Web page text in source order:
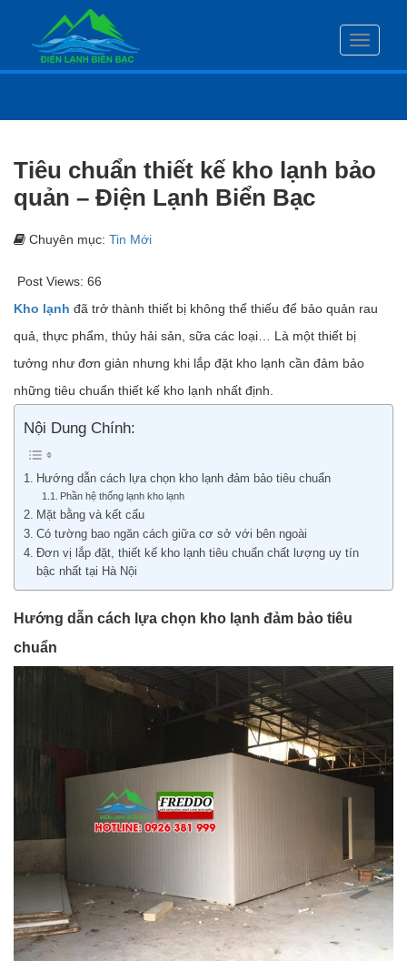
Toggle
Tiêu chuẩn thiết kế kho lạnh bảo
quản – Điện Lạnh Biển Bạc
Chuyên mục: Tin Mới
Post Views: 66
Kho lạnh đã trở thành thiết bị không thể thiếu để bảo quản rau
quả, thực phẩm, thủy hải sản, sữa các loại… Là một thiết bị
tưởng như đơn giản nhưng khi lắp đặt kho lạnh cần đảm bảo
những tiêu chuẩn thiết kế kho lạnh nhất định.
Nội Dung Chính:
Hướng dẫn cách lựa chọn kho lạnh đảm bảo tiêu chuẩn
Phần hệ thống lạnh kho lạnh
Mặt bằng và kết cấu
Có tường bao ngăn cách giữa cơ sở với bên ngoài
Đơn vị lắp đặt, thiết kế kho lạnh tiêu chuẩn chất lượng uy tín
bậc nhất tại Hà Nội
Hướng dẫn cách lựa chọn kho lạnh đảm bảo tiêu
chuẩn